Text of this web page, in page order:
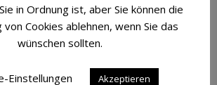
Kristallengel „Kyrie Shiva“ bringt
der Transformation auf die
– von einer Dimension in die
werden angehoben bis in
in Ordnung ist, aber Sie können die
Cookies ablehnen, wenn Sie das
wünschen sollten.
Einstellungen Akzeptieren